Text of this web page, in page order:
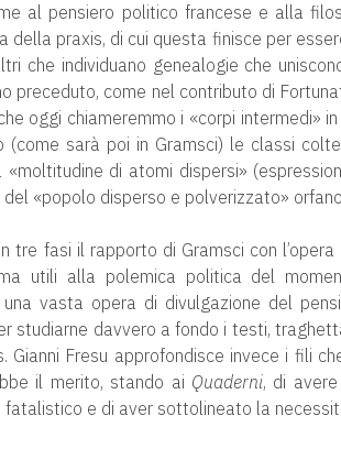
al pensiero politico francese e alla
della praxis, di cui questa finisce per
che individuano genealogie che
preceduto, come nel contributo di
oggi chiameremmo i «corpi intermedi»
(come sarà poi in Gramsci) le classi
«moltitudine di atomi dispersi»
«popolo disperso e polverizzato»
tre fasi il rapporto di Gramsci con
utili alla polemica politica del
vasta opera di divulgazione del
studiarne davvero a fondo i testi,
Fresu approfondisce invece i fili
il merito, stando ai Quaderni, di
fatalistico e di aver sottolineato la